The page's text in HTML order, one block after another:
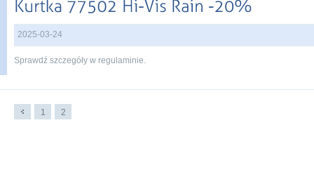
2025-03-24
Sprawdź szczegóły w regulaminie.
1 2